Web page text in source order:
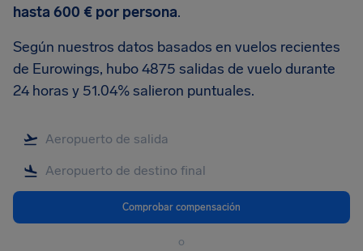
hasta 600 € por persona.
Según nuestros datos basados en vuelos recientes
de Eurowings, hubo 4875 salidas de vuelo durante
24 horas y 51.04% salieron puntuales.
Comprobar compensación
o